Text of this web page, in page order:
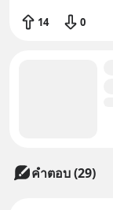
14 0
คำตอบ (29)